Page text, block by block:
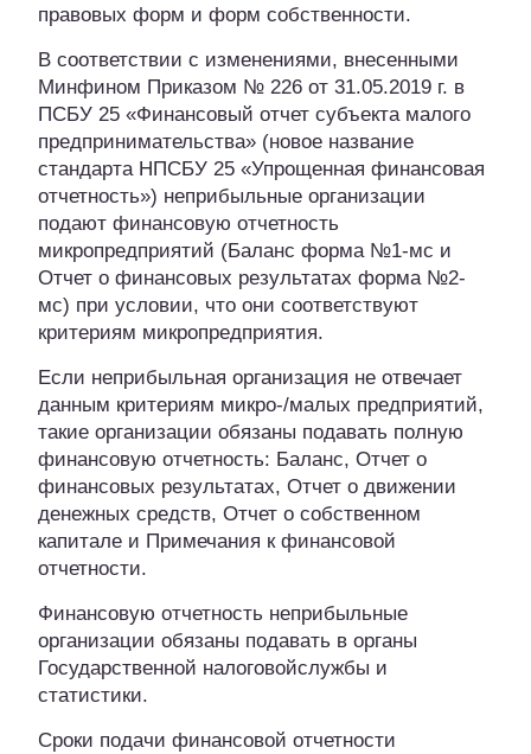
правовых форм и форм собственности.
В соответствии с изменениями, внесенными
Минфином Приказом № 226 от 31.05.2019 г. в
ПСБУ 25 «Финансовый отчет субъекта малого
предпринимательства» (новое название
стандарта НПСБУ 25 «Упрощенная финансовая
отчетность») неприбыльные организации
подают финансовую отчетность
микропредприятий (Баланс форма №1-мс и
Отчет о финансовых результатах форма №2-
мс) при условии, что они соответствуют
критериям микропредприятия.
Если неприбыльная организация не отвечает
данным критериям микро-/малых предприятий,
такие организации обязаны подавать полную
финансовую отчетность: Баланс, Отчет о
финансовых результатах, Отчет о движении
денежных средств, Отчет о собственном
капитале и Примечания к финансовой
отчетности.
Финансовую отчетность неприбыльные
организации обязаны подавать в органы
Государственной налоговойслужбы и
статистики.
Сроки подачи финансовой отчетности